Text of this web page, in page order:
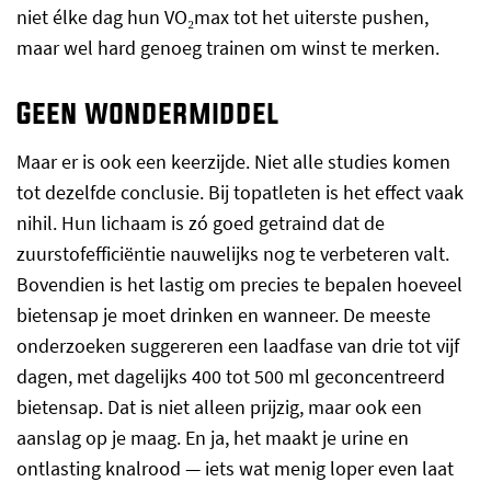
niet élke dag hun VO₂max tot het uiterste pushen,
maar wel hard genoeg trainen om winst te merken.
Geen wondermiddel
Maar er is ook een keerzijde. Niet alle studies komen
tot dezelfde conclusie. Bij topatleten is het effect vaak
nihil. Hun lichaam is zó goed getraind dat de
zuurstofefficiëntie nauwelijks nog te verbeteren valt.
Bovendien is het lastig om precies te bepalen hoeveel
bietensap je moet drinken en wanneer. De meeste
onderzoeken suggereren een laadfase van drie tot vijf
dagen, met dagelijks 400 tot 500 ml geconcentreerd
bietensap. Dat is niet alleen prijzig, maar ook een
aanslag op je maag. En ja, het maakt je urine en
ontlasting knalrood — iets wat menig loper even laat